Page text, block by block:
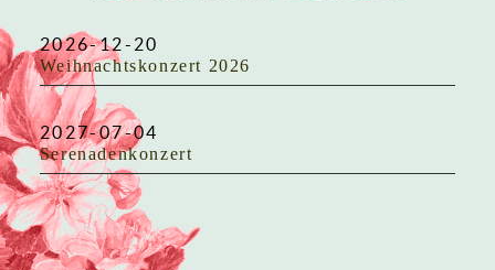
2026-12-20
Weihnachtskonzert 2026
2027-07-04
Serenadenkonzert